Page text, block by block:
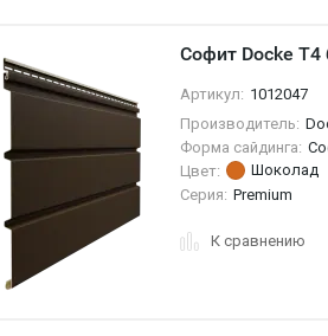
Софит Docke
Артикул: 1012047
Производитель:
Форма сайдинга:
Цвет:
Шоколад
Серия: Premium
К сравнению